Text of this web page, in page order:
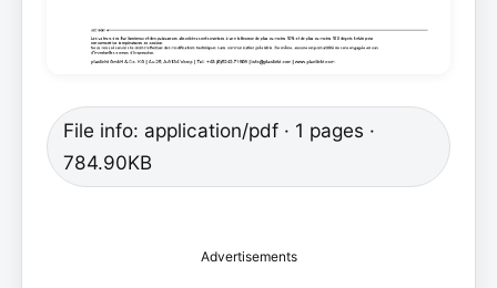
File info: application/pdf · 1 pages ·
784.90KB
Advertisements